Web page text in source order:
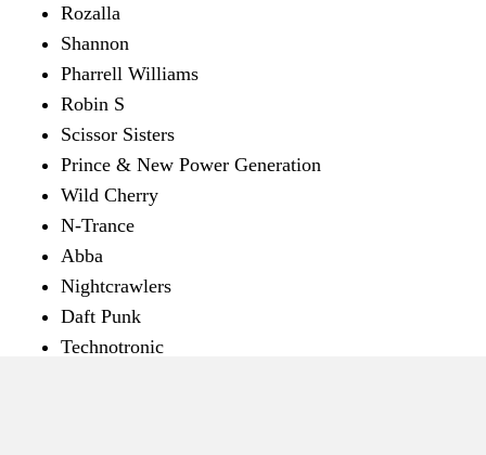
Rozalla
Shannon
Pharrell Williams
Robin S
Scissor Sisters
Prince & New Power Generation
Wild Cherry
N-Trance
Abba
Nightcrawlers
Daft Punk
Technotronic